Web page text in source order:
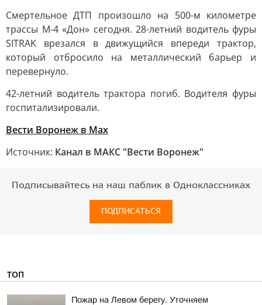
Смертельное ДТП произошло на 500-м километре
трассы М-4 «Дон» сегодня. 28-летний водитель фуры
SITRAK врезался в движущийся впереди трактор,
который отбросило на металлический барьер и
перевернуло.
42-летний водитель трактора погиб. Водителя фуры
госпитализировали.
Вести Воронеж в Max
Источник: Канал в МАКС "Вести Воронеж"
Подписывайтесь на наш паблик в Одноклассниках
ПОДПИСАТЬСЯ
ТОП
Пожар на Левом берегу. Уточняем